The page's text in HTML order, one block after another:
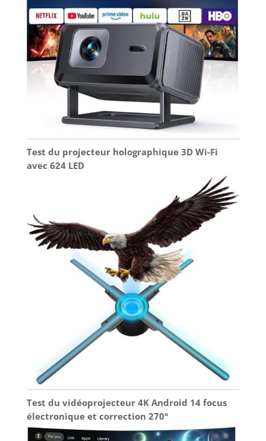
poser sur le sol ou une table pour la projection
(pour une qualité d'image optimale, nous
recommandons une taille de projection de 80 à
100 pouces). Prend en charge les sorties
HDMI/USB/audio 3,5 mm/TF/AV.
Test du projecteur holographique 3D Wi-Fi
avec 624 LED
Test du vidéoprojecteur 4K Android 14 focus
électronique et correction 270°